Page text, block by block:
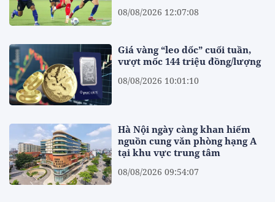
08/08/2026 12:07:08
Giá vàng “leo dốc” cuối tuần,
vượt mốc 144 triệu đồng/lượng
08/08/2026 10:01:10
Hà Nội ngày càng khan hiếm
nguồn cung văn phòng hạng A
tại khu vực trung tâm
08/08/2026 09:54:07